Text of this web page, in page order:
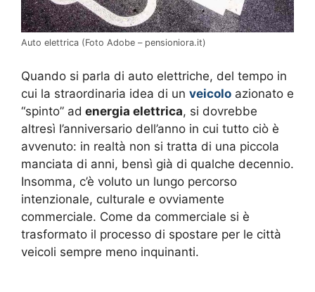
Auto elettrica (Foto Adobe – pensioniora.it)
Quando si parla di auto elettriche, del tempo in
cui la straordinaria idea di un veicolo azionato e
“spinto” ad energia elettrica, si dovrebbe
altresì l’anniversario dell’anno in cui tutto ciò è
avvenuto: in realtà non si tratta di una piccola
manciata di anni, bensì già di qualche decennio.
Insomma, c’è voluto un lungo percorso
intenzionale, culturale e ovviamente
commerciale. Come da commerciale si è
trasformato il processo di spostare per le città
veicoli sempre meno inquinanti.